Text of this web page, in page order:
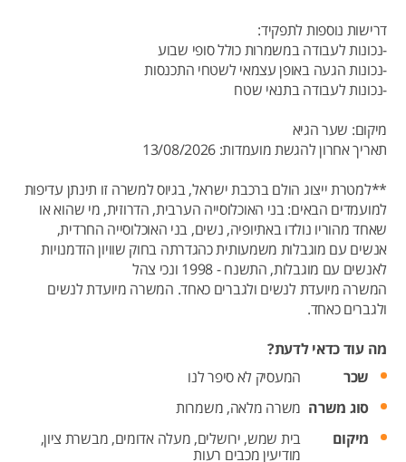
דרישות נוספות לתפקיד:
-נכונות לעבודה במשמרות כולל סופי שבוע
-נכונות הגעה באופן עצמאי לשטחי התכנסות
-נכונות לעבודה בתנאי שטח
מיקום: שער הגיא
תאריך אחרון להגשת מועמדות: 13/08/2026
**למטרת ייצוג הולם ברכבת ישראל, בגיוס למשרה זו תינתן עדיפות
למועמדים הבאים: בני האוכלוסייה הערבית, הדרוזית, מי שהוא או
שאחד מהוריו נולדו באתיופיה, נשים, בני האוכלוסייה החרדית,
אנשים עם מוגבלות משמעותית כהגדרתה בחוק שוויון הזדמנויות
לאנשים עם מוגבלות, התשנח - 1998 ונכי צהל
המשרה מיועדת לנשים ולגברים כאחד. המשרה מיועדת לנשים
ולגברים כאחד.
מה עוד כדאי לדעת?
שכר
המעסיק לא סיפר לנו
סוג משרה משרה מלאה, משמרות
מיקום
בית שמש, ירושלים, מעלה אדומים, מבשרת ציון,
מודיעין מכבים רעות